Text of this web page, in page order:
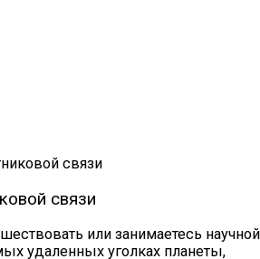
связи
связи
или занимаетесь научной
удаленных уголках планеты,